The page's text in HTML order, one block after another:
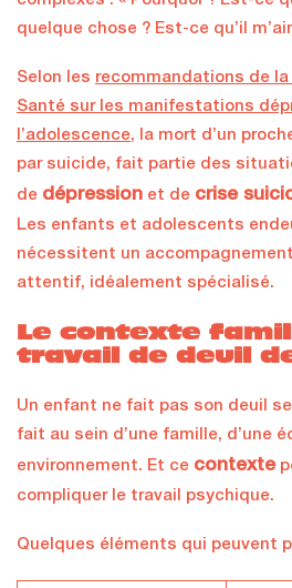
quelque chose ? Est-ce qu’il
Selon les recommandations de
Santé sur les manifestations
l’adolescence, la mort d’un
par suicide, fait partie des
de dépression et de crise
Les enfants et adolescents
nécessitent un
attentif, idéalement spécialisé.
Le contexte
travail de deuil
Un enfant ne fait pas son deuil
fait au sein d’une famille, d’une
environnement. Et ce contexte
compliquer le travail psychique.
Quelques éléments qui peuvent